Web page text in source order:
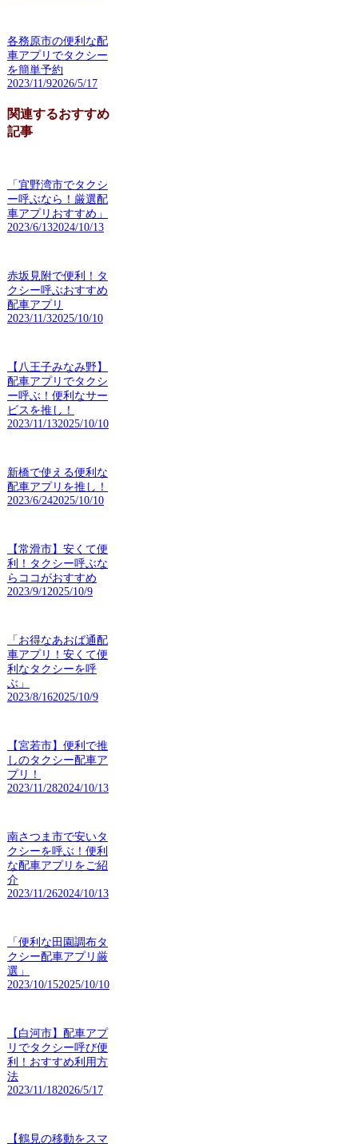
各務原市の便利な配
車アプリでタクシー
を簡単予約
2023/11/92026/5/17
関連するおすすめ
記事
「宜野湾市でタクシ
ー呼ぶなら！厳選配
車アプリおすすめ」
2023/6/132024/10/13
赤坂見附で便利！タ
クシー呼ぶおすすめ
配車アプリ
2023/11/32025/10/10
【八王子みなみ野】
配車アプリでタクシ
ー呼ぶ！便利なサー
ビスを推し！
2023/11/132025/10/10
新橋で使える便利な
配車アプリを推し！
2023/6/242025/10/10
【常滑市】安くて便
利！タクシー呼ぶな
らココがおすすめ
2023/9/1 2025/10/9
「お得なあおば通配
車アプリ！安くて便
利なタクシーを呼
ぶ」
2023/8/162025/10/9
【宮若市】便利で推
しのタクシー配車ア
プリ！
2023/11/282024/10/13
南さつま市で安いタ
クシーを呼ぶ！便利
な配車アプリをご紹
介
2023/11/262024/10/13
「便利な田園調布タ
クシー配車アプリ厳
選」
2023/10/152025/10/10
【白河市】配車アプ
リでタクシー呼び便
利！おすすめ利用方
法
2023/11/182026/5/17
【鶴見の移動をスマ